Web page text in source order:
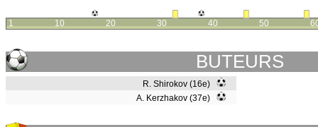
1 10 20 30 40 50
BUTEURS
R. Shirokov (16e)
A. Kerzhakov (37e)